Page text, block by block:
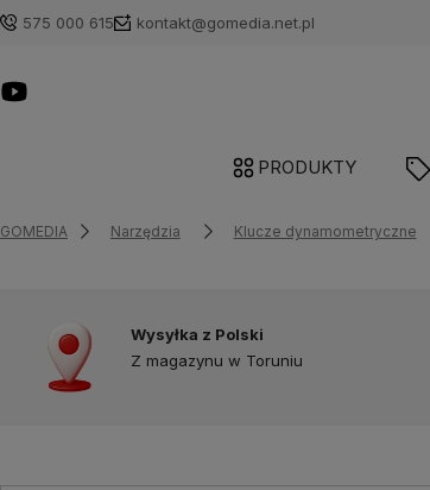
575 000 615 kontakt@gomedia.net.pl
PRODUKTY
GOMEDIA Narzędzia Klucze dynamometryczne
Wysyłka z Polski
Z magazynu w Toruniu